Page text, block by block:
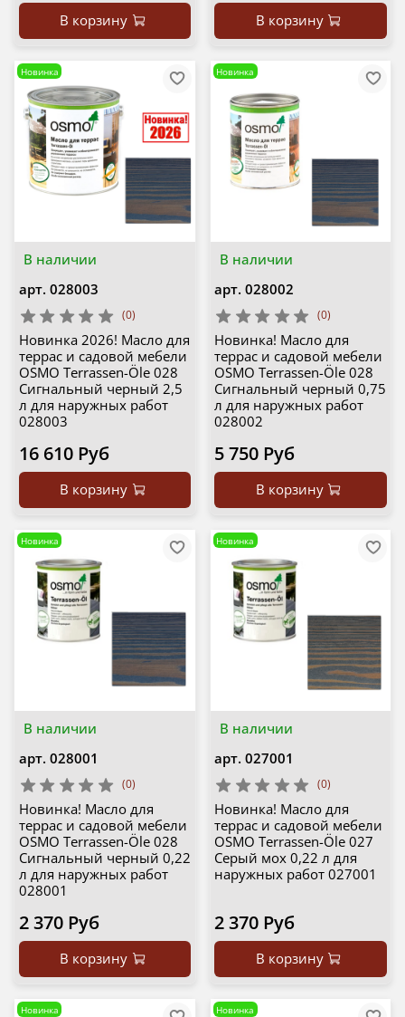
В корзину В корзину
В наличии
Новинка
арт. 028003
(0)
Новинка 2026! Масло для
террас и садовой мебели
OSMO Terrassen-Öle 028
Сигнальный черный 2,5
л для наружных работ
028003
16 610 Руб
В корзину
В наличии
Новинка
арт. 028002
(0)
Новинка! Масло для
террас и садовой мебели
OSMO Terrassen-Öle 028
Сигнальный черный 0,75
л для наружных работ
028002
5 750 Руб
В корзину
В наличии
Новинка
арт. 028001
(0)
Новинка! Масло для
террас и садовой мебели
OSMO Terrassen-Öle 028
Сигнальный черный 0,22
л для наружных работ
028001
2 370 Руб
В корзину
В наличии
Новинка
арт. 027001
(0)
Новинка! Масло для
террас и садовой мебели
OSMO Terrassen-Öle 027
Серый мох 0,22 л для
наружных работ 027001
2 370 Руб
В корзину
Новинка Новинка